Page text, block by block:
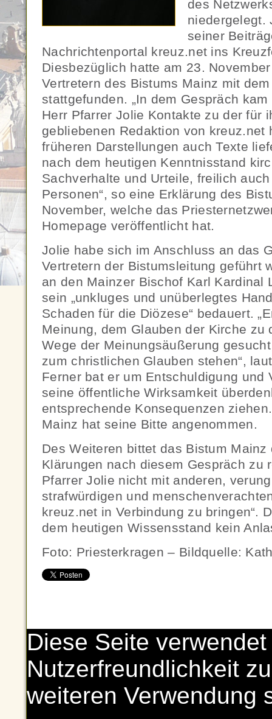
des
niedergelegt.
seiner
Nachrichtenportal kreuz.net ins
Diesbezüglich hatte am 23.
Vertretern des Bistums Mainz mit
stattgefunden. „In dem Gespräch
Herr Pfarrer Jolie Kontakte zu der für
gebliebenen Redaktion von kreuz.net
früheren Darstellungen auch Texte
nach dem heutigen Kenntnisstand
Sachverhalte und Urteile, freilich
Personen“, so eine Erklärung des
November, welche das
Homepage veröffentlicht hat.
Jolie habe sich im Anschluss an das
Vertretern der Bistumsleitung geführt
an den Mainzer Bischof Karl Kardinal
sein „unkluges und unüberlegtes
Schaden für die Diözese“ bedauert.
Meinung, dem Glauben der Kirche zu
Wege der Meinungsäußerung
zum christlichen Glauben stehen“,
Ferner bat er um Entschuldigung und
seine öffentliche Wirksamkeit
entsprechende Konsequenzen
Mainz hat seine Bitte angenommen.
Des Weiteren bittet das Bistum Mainz
Klärungen nach diesem Gespräch zu
Pfarrer Jolie nicht mit anderen,
strafwürdigen und
kreuz.net in Verbindung zu bringen“.
dem heutigen Wissensstand kein
Foto: Priesterkragen – Bildquelle:
Diese Seite
Nutzerfreundlichkeit
weiteren Verwendung